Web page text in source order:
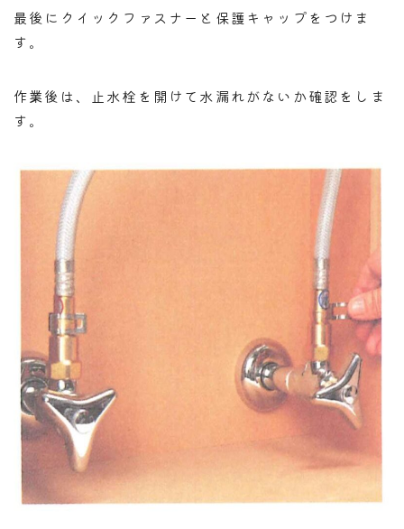
最後にクイックファスナーと保護キャップをつけま
す。
作業後は、止水栓を開けて水漏れがないか確認をしま
す。